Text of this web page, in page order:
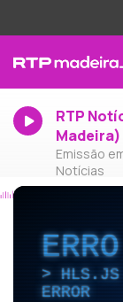
RTP
Madeira)
Emissão
Notícias
HLS.JS
ERROR